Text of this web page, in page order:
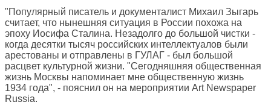
"Популярный писатель и документалист Михаил Зыгарь
считает, что нынешняя ситуация в России похожа на
эпоху Иосифа Сталина. Незадолго до большой чистки -
когда десятки тысяч российских интеллектуалов были
арестованы и отправлены в ГУЛАГ - был большой
расцвет культурной жизни. "Сегодняшняя общественная
жизнь Москвы напоминает мне общественную жизнь
1934 года", - пояснил он на мероприятии Art Newspaper
Russia.